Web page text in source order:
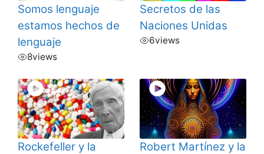
Somos lenguaje
estamos hechos de
lenguaje
8views
Secretos de las
Naciones Unidas
6views
Rockefeller y la
Robert Martínez y la